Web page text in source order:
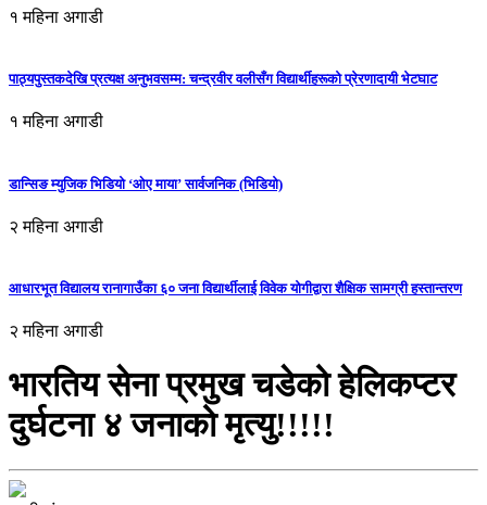
१ महिना अगाडी
पाठ्यपुस्तकदेखि प्रत्यक्ष अनुभवसम्म: चन्द्रवीर वलीसँग विद्यार्थीहरूको प्रेरणादायी भेटघाट
१ महिना अगाडी
डान्सिङ म्युजिक भिडियो ‘ओए माया’ सार्वजनिक (भिडियो)
२ महिना अगाडी
आधारभूत विद्यालय रानागाउँका ६० जना विद्यार्थीलाई विवेक योगीद्वारा शैक्षिक सामग्री हस्तान्तरण
२ महिना अगाडी
भारतिय सेना प्रमुख चडेको हेलिकप्टर
दुर्घटना ४ जनाको मृत्यु!!!!!